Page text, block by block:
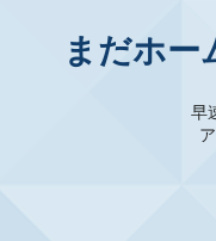
まだホ
早